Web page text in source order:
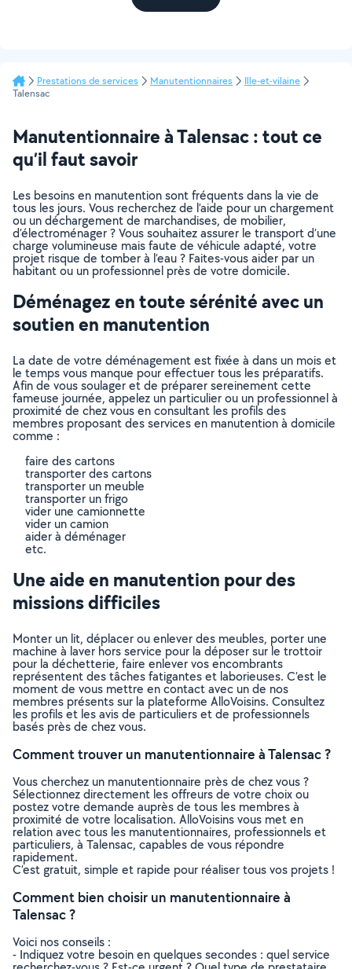
Prestations de services Manutentionnaires
Ille-et-vilaine
Talensac
Manutentionnaire à Talensac : tout ce
qu’il faut savoir
Les besoins en manutention sont fréquents dans la vie de
tous les jours. Vous recherchez de l’aide pour un chargement
ou un déchargement de marchandises, de mobilier,
d’électroménager ? Vous souhaitez assurer le transport d’une
charge volumineuse mais faute de véhicule adapté, votre
projet risque de tomber à l’eau ? Faites-vous aider par un
habitant ou un professionnel près de votre domicile.
Déménagez en toute sérénité avec un
soutien en manutention
La date de votre déménagement est fixée à dans un mois et
le temps vous manque pour effectuer tous les préparatifs.
Afin de vous soulager et de préparer sereinement cette
fameuse journée, appelez un particulier ou un professionnel à
proximité de chez vous en consultant les profils des
membres proposant des services en manutention à domicile
comme :
faire des cartons
transporter des cartons
transporter un meuble
transporter un frigo
vider une camionnette
vider un camion
aider à déménager
etc.
Une aide en manutention pour des
missions difficiles
Monter un lit, déplacer ou enlever des meubles, porter une
machine à laver hors service pour la déposer sur le trottoir
pour la déchetterie, faire enlever vos encombrants
représentent des tâches fatigantes et laborieuses. C’est le
moment de vous mettre en contact avec un de nos
membres présents sur la plateforme AlloVoisins. Consultez
les profils et les avis de particuliers et de professionnels
basés près de chez vous.
Comment trouver un manutentionnaire à Talensac ?
Vous cherchez un manutentionnaire près de chez vous ?
Sélectionnez directement les offreurs de votre choix ou
postez votre demande auprès de tous les membres à
proximité de votre localisation. AlloVoisins vous met en
relation avec tous les manutentionnaires, professionnels et
particuliers, à Talensac, capables de vous répondre
rapidement.
C’est gratuit, simple et rapide pour réaliser tous vos projets !
Comment bien choisir un manutentionnaire à
Talensac ?
Voici nos conseils :
- Indiquez votre besoin en quelques secondes : quel service